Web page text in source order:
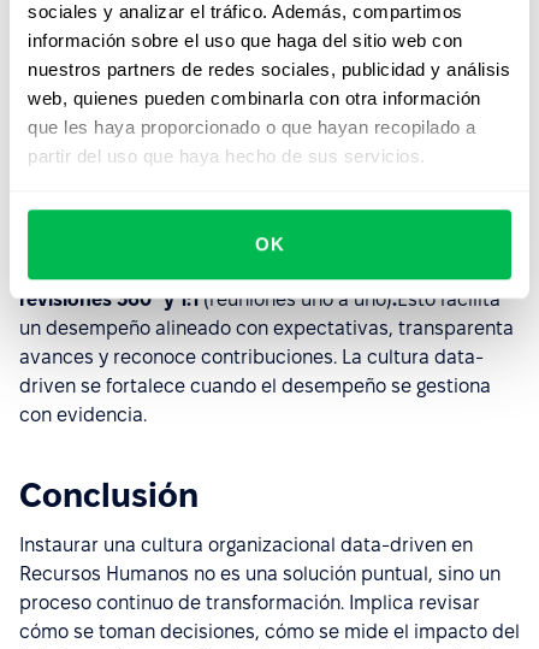
sociales y analizar el tráfico. Además, compartimos
información sobre el uso que haga del sitio web con
nuestros partners de redes sociales, publicidad y análisis
web, quienes pueden combinarla con otra información
que les haya proporcionado o que hayan recopilado a
partir del uso que haya hecho de sus servicios.
OK
Involúcralos desde el diagnóstico y muestra cómo los
datos resuelven problemas concretos. Usa ejemplos
internos y métricas reales para evidenciar el impacto. El
compromiso se construye con resultados visibles.
Además de plataformas para ATS, clima y desempeño,
revisiones 360° y 1:1(reuniones uno a uno).Esto facilita
un desempeño alineado con expectativas, transparenta
avances y reconoce contribuciones. La cultura data-
driven se fortalece cuando el desempeño se gestiona
con evidencia.
Conclusión
Instaurar una cultura organizacional data-driven en
Recursos Humanos no es una solución puntual, sino un
proceso continuo de transformación. Implica revisar
cómo se toman decisiones, cómo se mide el impacto del